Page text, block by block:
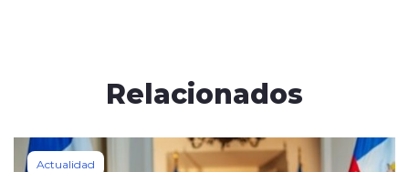
Relacionados
Actualidad